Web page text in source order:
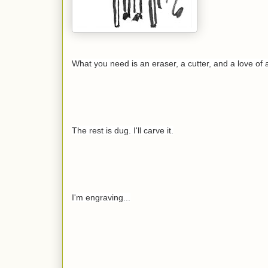
What you need is an eraser, a cutter, and a love of
The rest is dug. I'll carve it.
I'm engraving...